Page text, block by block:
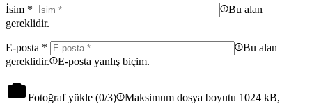
İsim *
Bu alan
gereklidir.
E-posta *
Bu alan
gereklidir.
E-posta yanlış biçim.
Fotoğraf yükle (0/3)
Maksimum dosya boyutu 1024 kB,